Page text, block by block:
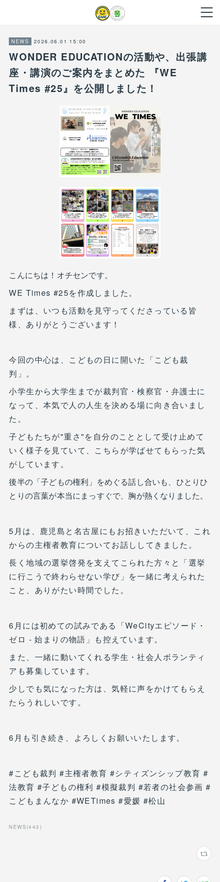
NEWS 2026.06.01 15:00
WONDER EDUCATIONの活動や、出張講
座・講演のご案内をまとめた 『WE
Times #25』を公開しました！
こんにちは！オチセンです。
WE Times #25を作成しました。
まずは、いつも活動を見守ってくださっている皆
様、ありがとうございます！
今回の中心は、こどもの日に開いた「こども裁
判」。
小学生から大学生までが裁判官・検察官・弁護士に
なって、本気で人の人生を決める場に向き合いまし
た。
子どもたちが"重さ"を自分のこととして受け止めて
いく様子を見ていて、こちらが学ばせてもらった気
がしています。
後半の「子どもの権利」をめぐる話し合いも、ひとりひ
とりの言葉が本当にまっすぐで、胸が熱くなりました。
5月は、鹿児島と名古屋にもお招きいただいて、これ
からの主権者教育についてお話ししてきました。
長く地域の選挙啓発を支えてこられた方々と「選挙
に行こうで終わらせない学び」を一緒に考えられた
こと、ありがたい時間でした。
6月には初めての試みである「WeCityエピソード・
ゼロ - 始まりの物語」も控えています。
また、一緒に動いてくれる学生・社会人ボランティ
アも募集しています。
少しでも気になった方は、気軽に声をかけてもらえ
たらうれしいです。
6月も引き続き、よろしくお願いいたします。
#こども裁判 #主権者教育 #シティズンシップ教育 #
法教育 #子どもの権利 #模擬裁判 #若者の社会参画 #
こどもまんなか #WETimes #愛媛 #松山
NEWS (443 )